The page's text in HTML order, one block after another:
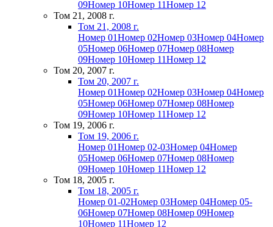
09Номер 10Номер 11Номер 12
Том 21, 2008 г.
Том 21, 2008 г.
Номер 01Номер 02Номер 03Номер 04Номер
05Номер 06Номер 07Номер 08Номер
09Номер 10Номер 11Номер 12
Том 20, 2007 г.
Том 20, 2007 г.
Номер 01Номер 02Номер 03Номер 04Номер
05Номер 06Номер 07Номер 08Номер
09Номер 10Номер 11Номер 12
Том 19, 2006 г.
Том 19, 2006 г.
Номер 01Номер 02-03Номер 04Номер
05Номер 06Номер 07Номер 08Номер
09Номер 10Номер 11Номер 12
Том 18, 2005 г.
Том 18, 2005 г.
Номер 01-02Номер 03Номер 04Номер 05-
06Номер 07Номер 08Номер 09Номер
10Номер 11Номер 12